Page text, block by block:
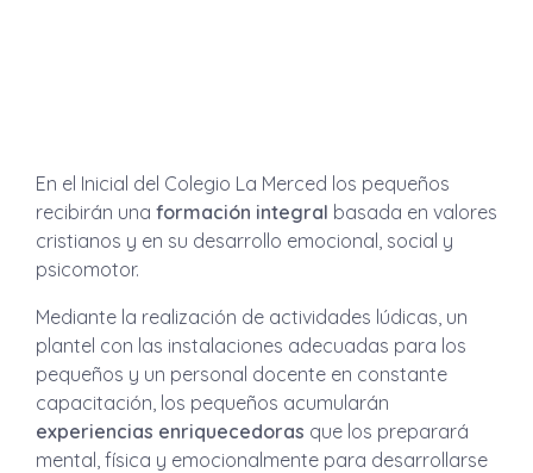
En el Inicial del Colegio La Merced los pequeños
recibirán una formación integral basada en valores
cristianos y en su desarrollo emocional, social y
psicomotor.
Mediante la realización de actividades lúdicas, un
plantel con las instalaciones adecuadas para los
pequeños y un personal docente en constante
capacitación, los pequeños acumularán
experiencias enriquecedoras que los preparará
mental, física y emocionalmente para desarrollarse